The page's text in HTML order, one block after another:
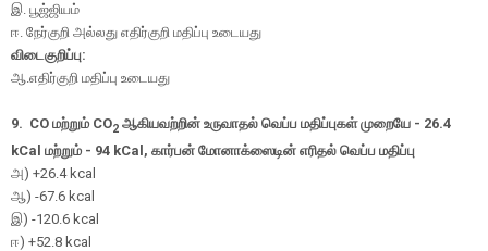
இ. பூஜ்ஜியம்
ஈ. நேர்குறி அல்லது எதிர்குறி மதிப்பு உடையது
விடைகுறிப்பு:
ஆ.எதிர்குறி மதிப்பு உடையது
9. CO மற்றும் CO2 ஆகியவற்றின் உருவாதல் வெப்ப மதிப்புகள் முறையே - 26.4
kCal மற்றும் - 94 kCal, கார்பன் மோனாக்ஸைடின் எரிதல் வெப்ப மதிப்பு
அ) +26.4 kcal
ஆ) -67.6 kcal
இ) -120.6 kcal
ஈ) +52.8 kcal